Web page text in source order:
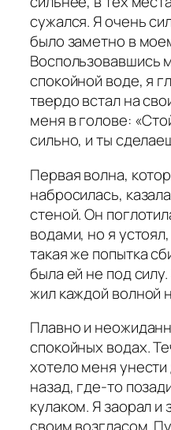
сужался. Я очень
было заметно в
Воспользовавшись
спокойной воде, я
твердо встал на
меня в голове:
сильно, и ты
Первая волна,
набросилась,
стеной. Он
водами, но я
такая же попытка
была ей не под
жил каждой волной
Плавно и
спокойных водах.
хотело меня
назад, где-то
кулаком. Я заорал и